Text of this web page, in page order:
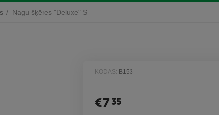
/ Nagu šķēres "Deluxe" S
KODAS: B153
€7 35